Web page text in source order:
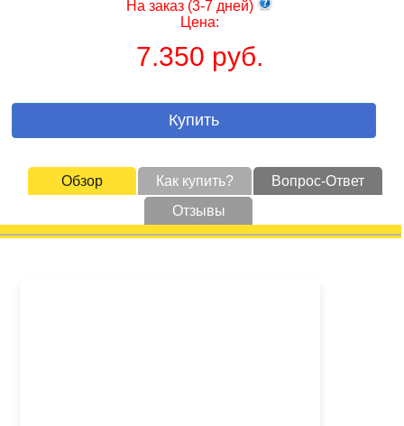
На заказ (3-7 дней)
Цена:
7.350 руб.
Купить
Обзор Как купить?
Вопрос-Ответ
Отзывы